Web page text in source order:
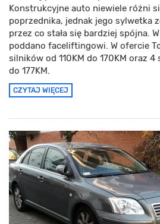
Konstrukcyjne auto niewiele różni
poprzednika, jednak jego sylwetka
przez co stała się bardziej spójna.
poddano faceliftingowi. W ofercie
silników od 110KM do 170KM oraz 4
do 177KM.
CZYTAJ WIĘCEJ